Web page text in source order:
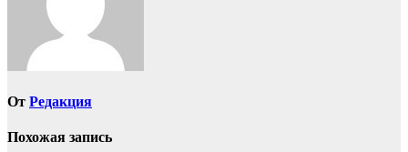
От Редакция
Похожая запись